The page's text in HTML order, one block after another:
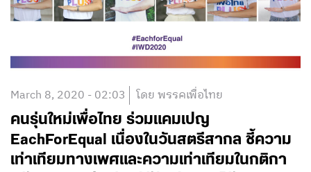
March 8, 2020 - 02:03 โดย พรรคเพื่อไทย
คนรุ่นใหม่เพื่อไทย ร่วมแคมเปญ
EachForEqual เนื่องในวันสตรีสากล ชี้ความ
เท่าเทียมทางเพศและความเท่าเทียมในกติกา